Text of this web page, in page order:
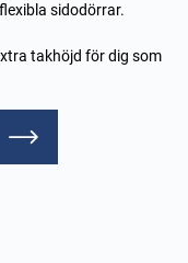
sidodörrar.
takhöjd för dig som